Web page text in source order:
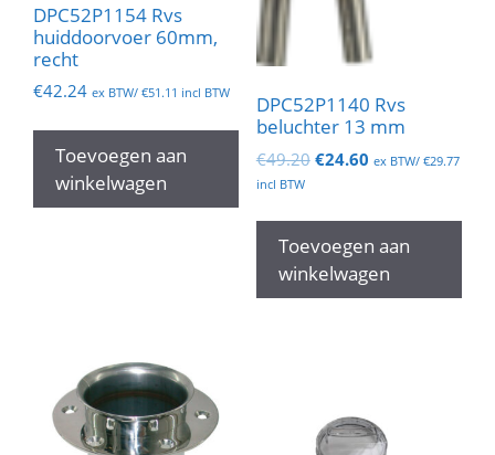
DPC52P1154 Rvs
huiddoorvoer 60mm,
recht
€42.24 ex BTW/ €51.11 incl BTW
Toevoegen aan
winkelwagen
DPC52P1140 Rvs
beluchter 13 mm
€49.20 Oorspronkelijke
€49.20.
€24.60Huidige
€24.60.
ex BTW/ €29.77
incl BTW
Toevoegen aan
winkelwagen